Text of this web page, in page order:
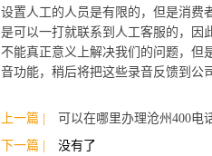
设置人工的人员是有限的，但是消费
是可以一打就联系到人工客服的，因
不能真正意义上解决我们的问题，但
音功能，稍后将把这些录音反馈到公
上一篇 |
可以在哪里办理沧州400电
下一篇 |
没有了